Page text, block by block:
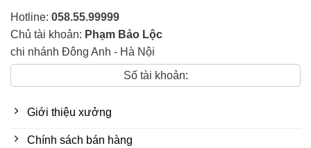
Hotline: 058.55.99999
Chủ tài khoản: Phạm Bảo Lộc
chi nhánh Đông Anh - Hà Nội
Số tài khoản:
Giới thiệu xưởng
Chính sách bán hàng